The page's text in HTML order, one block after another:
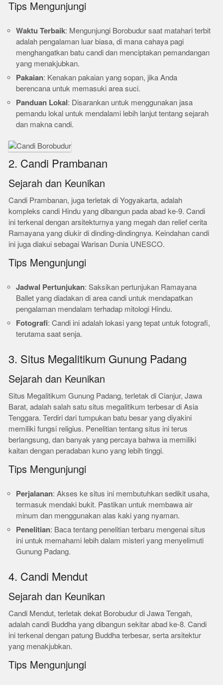
Tips Mengunjungi
Waktu Terbaik: Mengunjungi Borobudur saat matahari terbit
adalah pengalaman luar biasa, di mana cahaya pagi
menghangatkan batu candi dan menciptakan pemandangan
yang menakjubkan.
Pakaian: Kenakan pakaian yang sopan, jika Anda
berencana untuk memasuki area suci.
Panduan Lokal: Disarankan untuk menggunakan jasa
pemandu lokal untuk mendalami lebih lanjut tentang sejarah
dan makna candi.
2. Candi Prambanan
Sejarah dan Keunikan
Candi Prambanan, juga terletak di Yogyakarta, adalah
kompleks candi Hindu yang dibangun pada abad ke-9. Candi
ini terkenal dengan arsitekturnya yang megah dan relief cerita
Ramayana yang diukir di dinding-dindingnya. Keindahan candi
ini juga diakui sebagai Warisan Dunia UNESCO.
Tips Mengunjungi
Jadwal Pertunjukan: Saksikan pertunjukan Ramayana
Ballet yang diadakan di area candi untuk mendapatkan
pengalaman mendalam terhadap mitologi Hindu.
Fotografi: Candi ini adalah lokasi yang tepat untuk fotografi,
terutama saat senja.
3. Situs Megalitikum Gunung Padang
Sejarah dan Keunikan
Situs Megalitikum Gunung Padang, terletak di Cianjur, Jawa
Barat, adalah salah satu situs megalitikum terbesar di Asia
Tenggara. Terdiri dari tumpukan batu besar yang diyakini
memiliki fungsi religius. Penelitian tentang situs ini terus
berlangsung, dan banyak yang percaya bahwa ia memiliki
kaitan dengan peradaban kuno yang lebih tinggi.
Tips Mengunjungi
Perjalanan: Akses ke situs ini membutuhkan sedikit usaha,
termasuk mendaki bukit. Pastikan untuk membawa air
minum dan menggunakan alas kaki yang nyaman.
Penelitian: Baca tentang penelitian terbaru mengenai situs
ini untuk memahami lebih dalam misteri yang menyelimuti
Gunung Padang.
4. Candi Mendut
Sejarah dan Keunikan
Candi Mendut, terletak dekat Borobudur di Jawa Tengah,
adalah candi Buddha yang dibangun sekitar abad ke-8. Candi
ini terkenal dengan patung Buddha terbesar, serta arsitektur
yang menakjubkan.
Tips Mengunjungi